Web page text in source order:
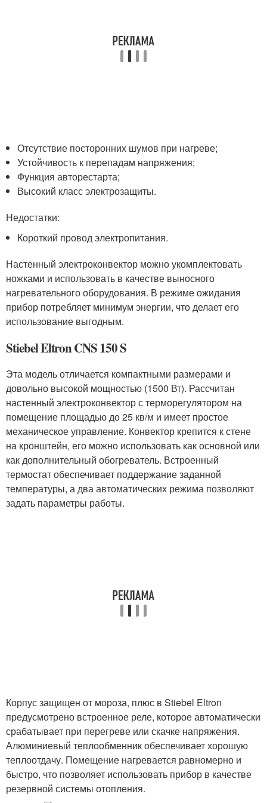
Отсутствие посторонних шумов при нагреве;
Устойчивость к перепадам напряжения;
Функция авторестарта;
Высокий класс электрозащиты.
Недостатки:
Короткий провод электропитания.
Настенный электроконвектор можно укомплектовать
ножками и использовать в качестве выносного
нагревательного оборудования. В режиме ожидания
прибор потребляет минимум энергии, что делает его
использование выгодным.
Stiebel Eltron CNS 150 S
Эта модель отличается компактными размерами и
довольно высокой мощностью (1500 Вт). Рассчитан
настенный электроконвектор с терморегулятором на
помещение площадью до 25 кв/м и имеет простое
механическое управление. Конвектор крепится к стене
на кронштейн, его можно использовать как основной или
как дополнительный обогреватель. Встроенный
термостат обеспечивает поддержание заданной
температуры, а два автоматических режима позволяют
задать параметры работы.
Корпус защищен от мороза, плюс в Stiebel Eltron
предусмотрено встроенное реле, которое автоматически
срабатывает при перегреве или скачке напряжения.
Алюминиевый теплообменник обеспечивает хорошую
теплоотдачу. Помещение нагревается равномерно и
быстро, что позволяет использовать прибор в качестве
резервной системы отопления.